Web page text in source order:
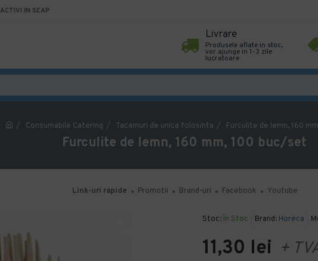
ACTIVI IN SEAP
Livrare
Produsele aflate in stoc,
vor ajunge in 1-3 zile
lucratoare
Consumabile Catering Tacamuri de unica folosinta Furculite de lemn, 160
Furculite de lemn, 160 mm, 100 buc/set
Link-uri rapide Promotii Brand-uri Facebook Youtube
Stoc: În Stoc Brand: Horeca
11,30 lei +